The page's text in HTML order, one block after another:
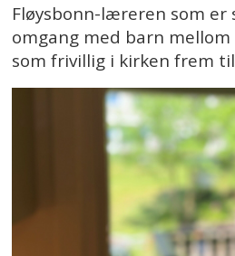
Fløysbonn-læreren som er
omgang med barn
som frivillig i kirken frem